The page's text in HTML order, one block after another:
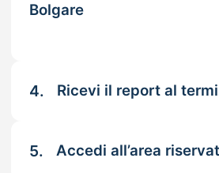
Bolgare
4. Ricevi il report al
5. Accedi all’area